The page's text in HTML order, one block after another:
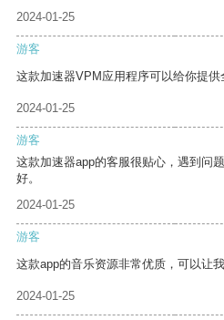
2024-01-25
游客
这款加速器VPM应用程序可以给你提供
2024-01-25
游客
这款加速器app的客服很贴心，遇到问
好。
2024-01-25
游客
这款app的音乐资源非常优质，可以让
2024-01-25